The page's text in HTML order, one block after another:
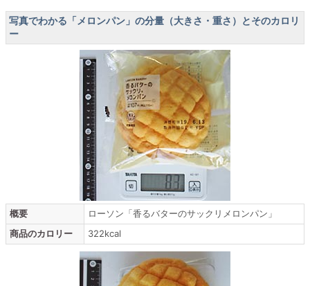
写真でわかる「メロンパン」の分量（大きさ・重さ）とそのカロリ
ー
概要
ローソン「香るバターのサックリメロンパン」
商品のカロリー
322kcal